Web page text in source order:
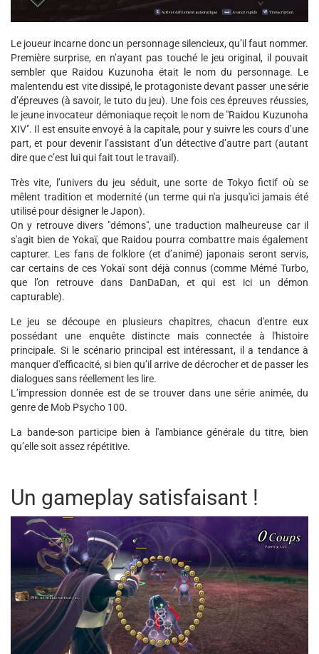
Le joueur incarne donc un personnage silencieux, qu’il faut nommer.
Première surprise, en n’ayant pas touché le jeu original, il pouvait
sembler que Raidou Kuzunoha était le nom du personnage. Le
malentendu est vite dissipé, le protagoniste devant passer une série
d’épreuves (à savoir, le tuto du jeu). Une fois ces épreuves réussies,
le jeune invocateur démoniaque reçoit le nom de "Raidou Kuzunoha
XIV". Il est ensuite envoyé à la capitale, pour y suivre les cours d’une
part, et pour devenir l’assistant d’un détective d’autre part (autant
dire que c’est lui qui fait tout le travail).
Très vite, l’univers du jeu séduit, une sorte de Tokyo fictif où se
mêlent tradition et modernité (un terme qui n'a jusqu'ici jamais été
utilisé pour désigner le Japon).
On y retrouve divers "démons", une traduction malheureuse car il
s'agit bien de Yokaï, que Raidou pourra combattre mais également
capturer. Les fans de folklore (et d’animé) japonais seront servis,
car certains de ces Yokaï sont déjà connus (comme Mémé Turbo,
que l’on retrouve dans DanDaDan, et qui est ici un démon
capturable).
Le jeu se découpe en plusieurs chapitres, chacun d'entre eux
possédant une enquête distincte mais connectée à l'histoire
principale. Si le scénario principal est intéressant, il a tendance à
manquer d'efficacité, si bien qu’il arrive de décrocher et de passer les
dialogues sans réellement les lire.
L’impression donnée est de se trouver dans une série animée, du
genre de Mob Psycho 100.
La bande-son participe bien à l'ambiance générale du titre, bien
qu’elle soit assez répétitive.
Un gameplay satisfaisant !